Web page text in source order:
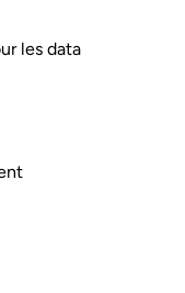
les data